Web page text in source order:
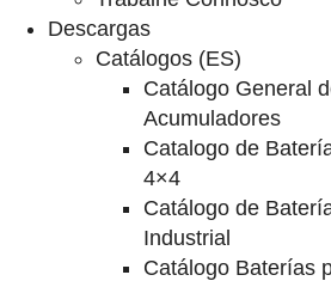
Descargas
Catálogos (ES)
Catálogo General
Acumuladores
Catalogo de
4×4
Catálogo de
Industrial
Catálogo Baterías